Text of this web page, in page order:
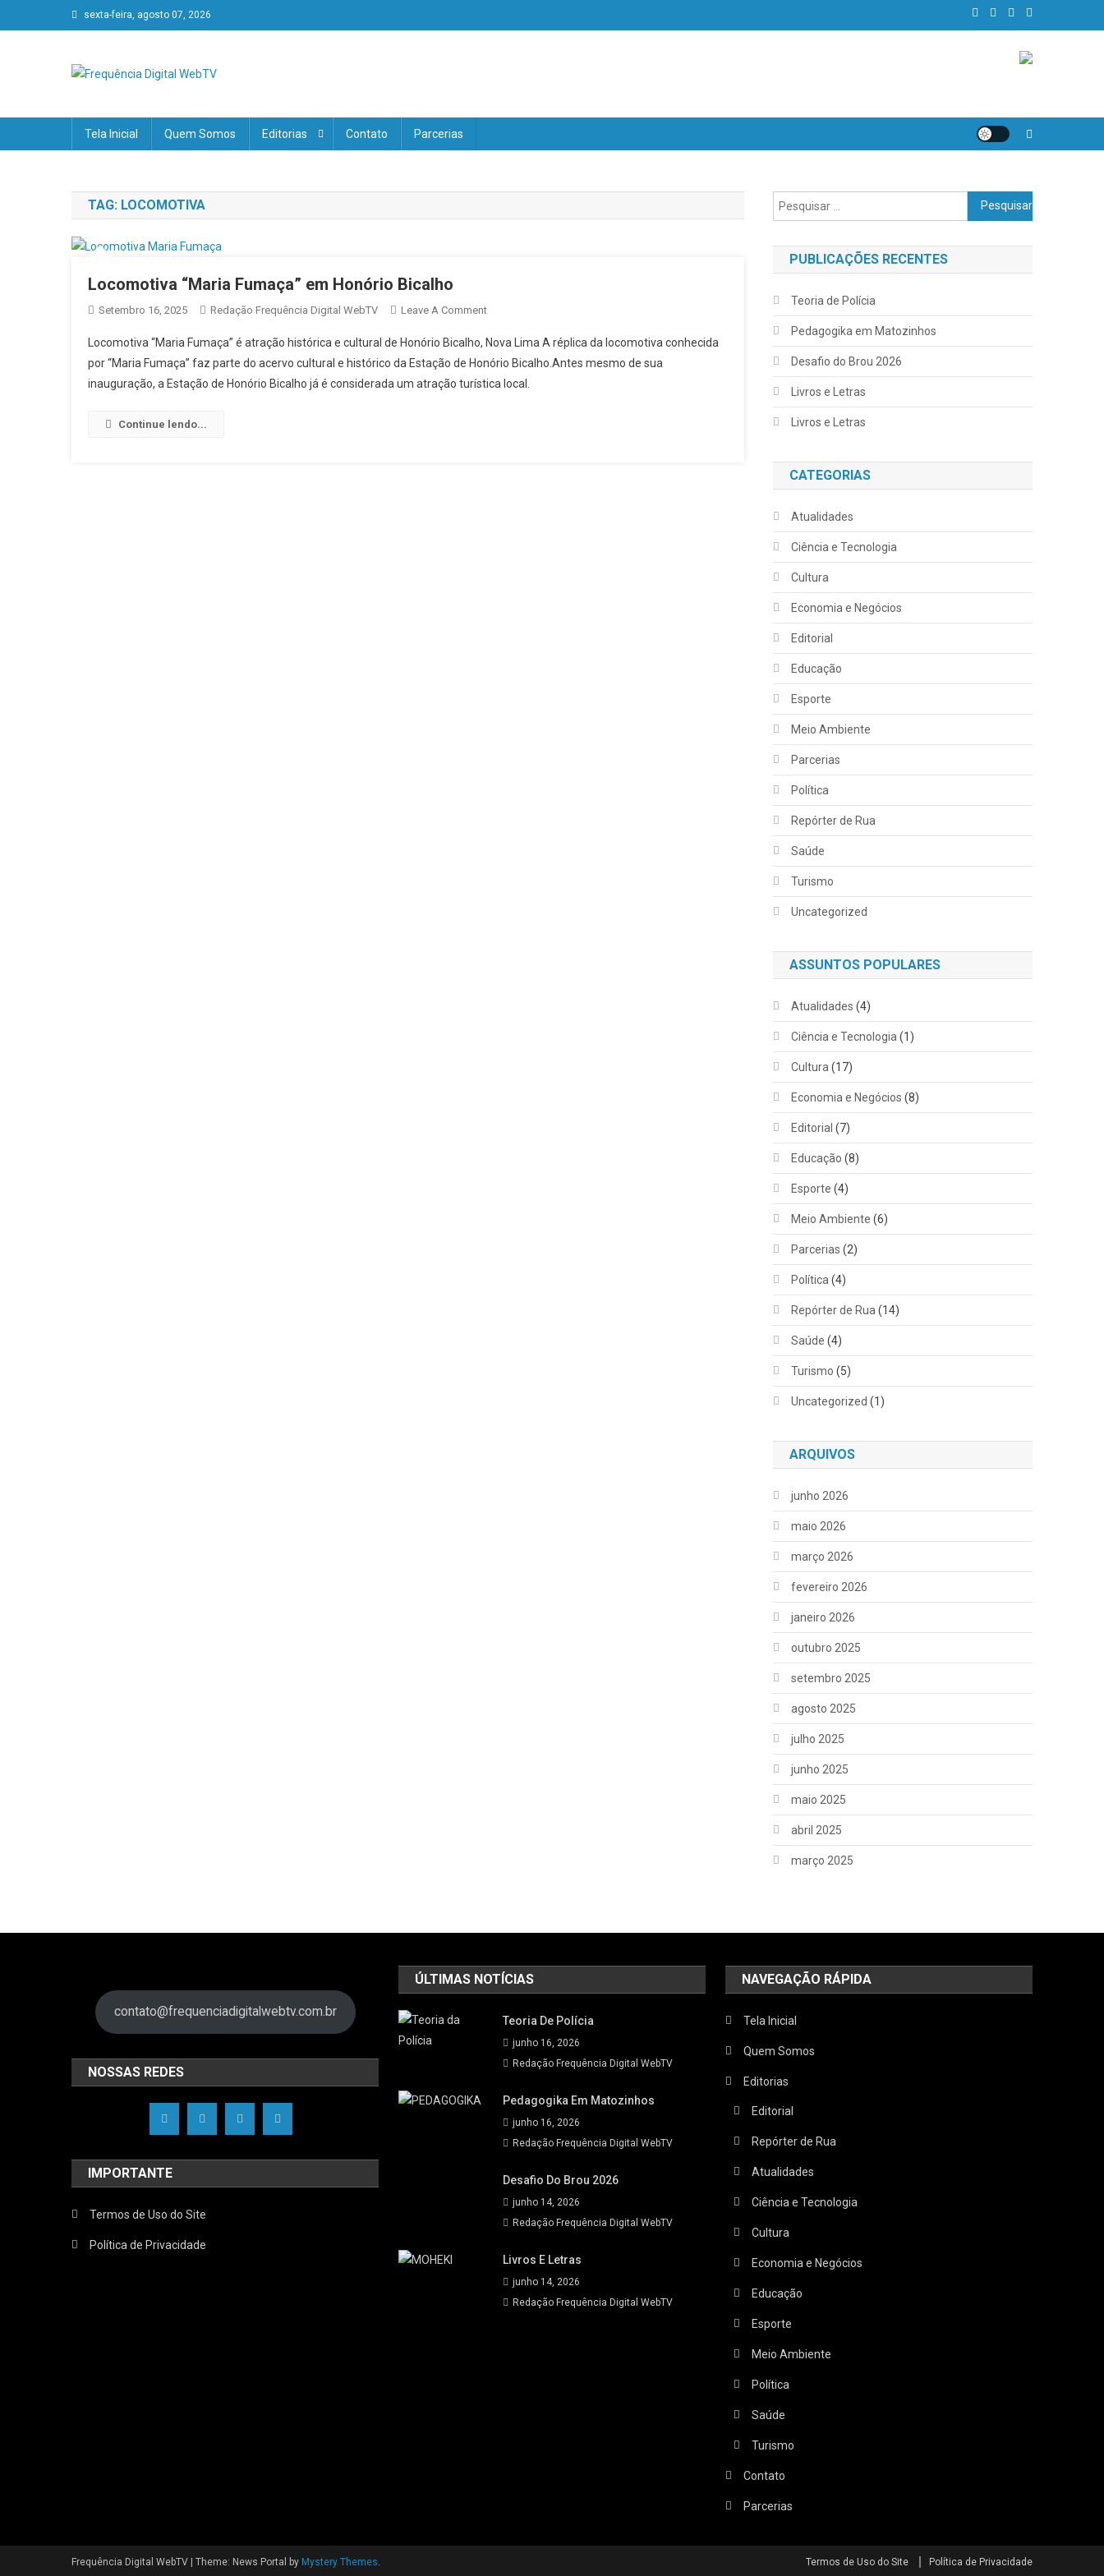
to
sexta-feira, agosto 07, 2026
Tela Inicial Quem Somos Editorias Contato Parcerias
TAG: LOCOMOTIVA
Locomotiva “Maria Fumaça” em Honório Bicalho
Setembro 16, 2025 Redação Frequência Digital WebTV Leave A CommentOn
“Maria
Fumaça”
Em
Locomotiva “Maria Fumaça” é atração histórica e cultural de Honório Bicalho, Nova Lima A réplica da locomotiva conhecida
por “Maria Fumaça” faz parte do acervo cultural e histórico da Estação de Honório Bicalho.Antes mesmo de sua
inauguração, a Estação de Honório Bicalho já é considerada um atração turística local.
Continue lendo...
Pesquisar
por:
PUBLICAÇÕES RECENTES
Teoria de Polícia
Pedagogika em Matozinhos
Desafio do Brou 2026
Livros e Letras
Livros e Letras
CATEGORIAS
Atualidades
Ciência e Tecnologia
Cultura
Economia e Negócios
Editorial
Educação
Esporte
Meio Ambiente
Parcerias
Política
Repórter de Rua
Saúde
Turismo
Uncategorized
ASSUNTOS POPULARES
Atualidades (4)
Ciência e Tecnologia (1)
Cultura (17)
Economia e Negócios (8)
Editorial (7)
Educação (8)
Esporte (4)
Meio Ambiente (6)
Parcerias (2)
Política (4)
Repórter de Rua (14)
Saúde (4)
Turismo (5)
Uncategorized (1)
ARQUIVOS
junho 2026
maio 2026
março 2026
fevereiro 2026
janeiro 2026
outubro 2025
setembro 2025
agosto 2025
julho 2025
junho 2025
maio 2025
abril 2025
março 2025
contato@frequenciadigitalwebtv.com.br
NOSSAS REDES
IMPORTANTE
Termos de Uso do Site
Política de Privacidade
ÚLTIMAS NOTÍCIAS
Teoria De Polícia
junho 16, 2026
Redação Frequência Digital WebTV
Pedagogika Em Matozinhos
junho 16, 2026
Redação Frequência Digital WebTV
Desafio Do Brou 2026
junho 14, 2026
Redação Frequência Digital WebTV
Livros E Letras
junho 14, 2026
Redação Frequência Digital WebTV
NAVEGAÇÃO RÁPIDA
Tela Inicial
Quem Somos
Editorias
Editorial
Repórter de Rua
Atualidades
Ciência e Tecnologia
Cultura
Economia e Negócios
Educação
Esporte
Meio Ambiente
Política
Saúde
Turismo
Contato
Parcerias
Frequência Digital WebTV | Theme: News Portal by Mystery Themes Termos de Uso do Site Política de Privacidade